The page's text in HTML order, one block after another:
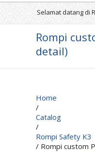
Selamat datang di
Rompi
detail)
Home
/
Catalog
/
Rompi Safety K3
/ Rompi custom